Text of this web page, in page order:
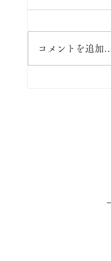
出張坐禅会！
コメントを追加…